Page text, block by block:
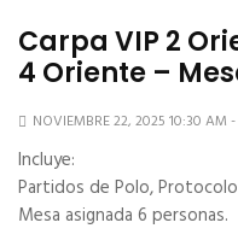
Carpa VIP 2
4 Oriente –
NOVIEMBRE 22, 2025 10:30 AM
Incluye:
Partidos de Polo,
Mesa asignada 6 personas.